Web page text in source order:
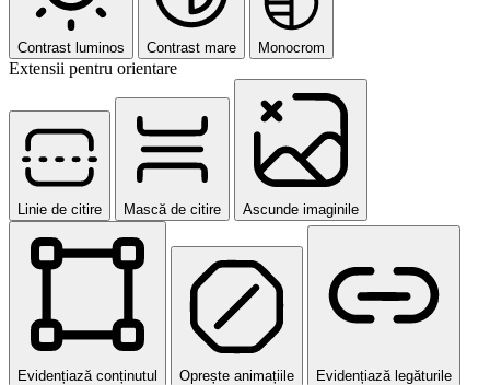
Contrast luminos Contrast mare Monocrom
Extensii pentru orientare
Linie de citire Mască de citire Ascunde imaginile
Evidențiază conținutul Oprește animațiile Evidențiază legăturile